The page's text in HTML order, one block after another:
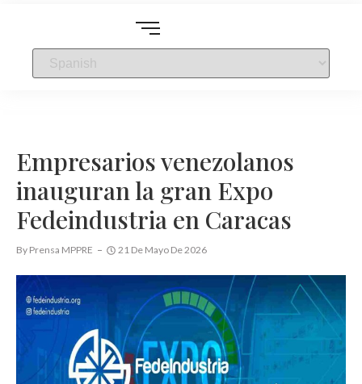
Empresarios venezolanos
inauguran la gran Expo
Fedeindustria en Caracas
By Prensa MPPRE 21 De Mayo De 2026